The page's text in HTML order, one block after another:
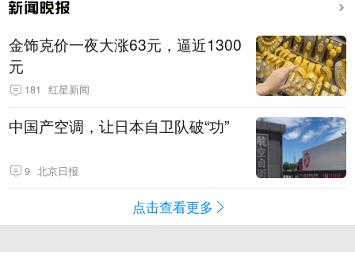
金饰克价一夜大涨63元，逼近1300
元
181 红星新闻
中国产空调，让日本自卫队破“功”
9 北京日报
点击查看更多